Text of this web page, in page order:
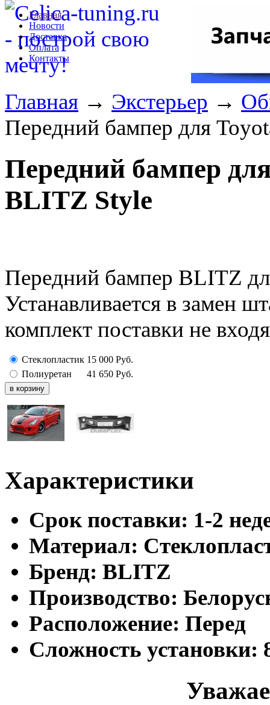
Главная
Новости
Доставка
Оплата
Контакты
Главная → Экстерьер →
Передний бампер для
Передний бампер
BLITZ Style
Передний бампер BLITZ
Устанавливается в замен
комплект поставки не
Стеклопластик 15 000 Руб.
Полиуретан
41 650 Руб.
Характеристики
Cрок поставки: 1-2
Материал:
Бренд: BLITZ
Производство:
Расположение: Перед
Сложность установки: